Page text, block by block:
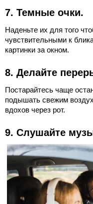
7. Темные очки.
Наденьте их для того
чувствительными к
картинки за окном.
8. Делайте
Постарайтесь чаще
подышать свежим
вдохов через рот.
9. Слушайте